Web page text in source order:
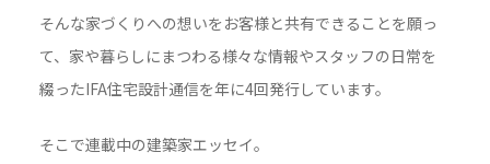
そんな家づくりへの想いをお客様と共有できることを願っ
て、家や暮らしにまつわる様々な情報やスタッフの日常を
綴ったIFA住宅設計通信を年に4回発行しています。
そこで連載中の建築家エッセイ。